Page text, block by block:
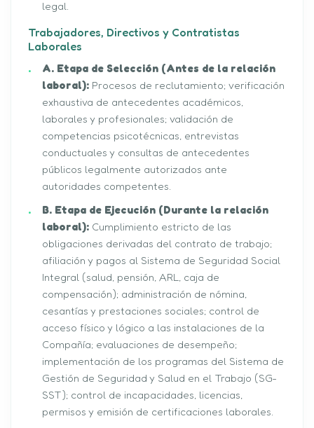
legal.
Trabajadores, Directivos y Contratistas
Laborales
A. Etapa de Selección (Antes de la relación
laboral): Procesos de reclutamiento; verificación
exhaustiva de antecedentes académicos,
laborales y profesionales; validación de
competencias psicotécnicas, entrevistas
conductuales y consultas de antecedentes
públicos legalmente autorizados ante
autoridades competentes.
B. Etapa de Ejecución (Durante la relación
laboral): Cumplimiento estricto de las
obligaciones derivadas del contrato de trabajo;
afiliación y pagos al Sistema de Seguridad Social
Integral (salud, pensión, ARL, caja de
compensación); administración de nómina,
cesantías y prestaciones sociales; control de
acceso físico y lógico a las instalaciones de la
Compañía; evaluaciones de desempeño;
implementación de los programas del Sistema de
Gestión de Seguridad y Salud en el Trabajo (SG-
SST); control de incapacidades, licencias,
permisos y emisión de certificaciones laborales.